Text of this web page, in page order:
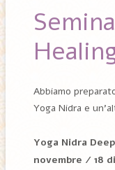
Abbiamo
Yoga Nidra e
Yoga Nidra
novembre / 18